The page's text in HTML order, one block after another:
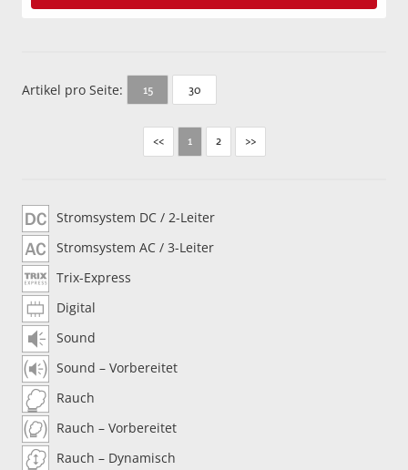
Artikel pro Seite: 15 30
<< 1 2 >>
Stromsystem DC / 2-Leiter
Stromsystem AC / 3-Leiter
Trix-Express
Digital
Sound
Sound – Vorbereitet
Rauch
Rauch – Vorbereitet
Rauch – Dynamisch